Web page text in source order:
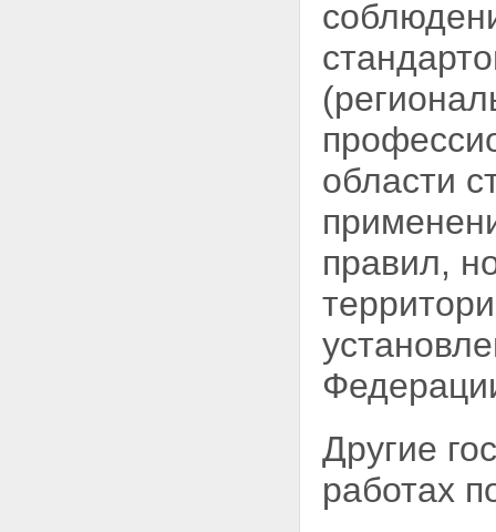
области
правил,
Другие
работах